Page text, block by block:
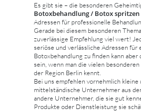
Es gibt sie – die besonderen
Botoxbehandlung / Botox spritzen
Adressen für professionelle
Gerade bei diesem besonderen
zuverlässige Empfehlung viel wert!
seriöse und verlässliche Adressen für
Botoxbehandlung zu finden kann aber
sein, wenn man die vielen
der Region Berlin kennt.
Bei uns empfehlen vornehmlich kleine
mittelständische Unternehmer aus
andere Unternehmer, die sie gut
Produkte oder Dienstleistung sie